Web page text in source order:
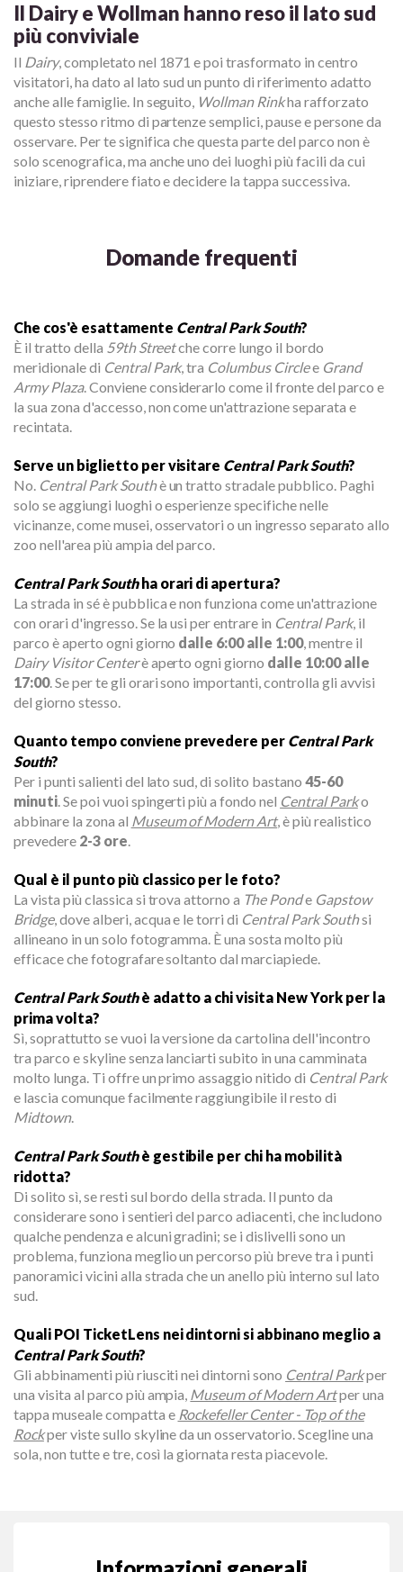
Il Dairy e Wollman hanno reso il lato sud
più conviviale
Il Dairy, completato nel 1871 e poi trasformato in centro
visitatori, ha dato al lato sud un punto di riferimento adatto
anche alle famiglie. In seguito, Wollman Rinkha rafforzato
questo stesso ritmo di partenze semplici, pause e persone da
osservare. Per te significa che questa parte del parco non è
solo scenografica, ma anche uno dei luoghi più facili da cui
iniziare, riprendere fiato e decidere la tappa successiva.
Domande frequenti
Che cos'è esattamente Central Park South?
È il tratto della 59th Streetche corre lungo il bordo
meridionale di Central Park, tra Columbus Circlee Grand
Army Plaza. Conviene considerarlo come il fronte del parco e
la sua zona d'accesso, non come un'attrazione separata e
recintata.
Serve un biglietto per visitare Central Park South?
No. Central Park Southè un tratto stradale pubblico. Paghi
solo se aggiungi luoghi o esperienze specifiche nelle
vicinanze, come musei, osservatori o un ingresso separato allo
zoo nell'area più ampia del parco.
Central Park Southha orari di apertura?
La strada in sé è pubblica e non funziona come un'attrazione
con orari d'ingresso. Se la usi per entrare in Central Park, il
parco è aperto ogni giorno dalle 6:00 alle 1:00, mentre il
Dairy Visitor Centerè aperto ogni giorno dalle 10:00 alle
17:00. Se per te gli orari sono importanti, controlla gli avvisi
del giorno stesso.
Quanto tempo conviene prevedere per Central Park
South?
Per i punti salienti del lato sud, di solito bastano 45-60
minuti. Se poi vuoi spingerti più a fondo nel Central Parko
abbinare la zona al Museum of Modern Art, è più realistico
prevedere 2-3 ore
Qual è il punto più classico per le foto?
La vista più classica si trova attorno a The Ponde Gapstow
Bridge, dove alberi, acqua e le torri di Central Park Southsi
allineano in un solo fotogramma. È una sosta molto più
efficace che fotografare soltanto dal marciapiede.
Central Park Southè adatto a chi visita New York per la
prima volta?
Sì, soprattutto se vuoi la versione da cartolina dell'incontro
tra parco e skyline senza lanciarti subito in una camminata
molto lunga. Ti offre un primo assaggio nitido di Central Park
e lascia comunque facilmente raggiungibile il resto di
Midtown.
Central Park Southè gestibile per chi ha mobilità
ridotta?
Di solito sì, se resti sul bordo della strada. Il punto da
considerare sono i sentieri del parco adiacenti, che includono
qualche pendenza e alcuni gradini; se i dislivelli sono un
problema, funziona meglio un percorso più breve tra i punti
panoramici vicini alla strada che un anello più interno sul lato
sud.
Quali POI TicketLens nei dintorni si abbinano meglio a
Central Park South?
Gli abbinamenti più riusciti nei dintorni sono Central Parkper
una visita al parco più ampia, Museum of Modern Artper una
tappa museale compatta e Rockefeller Center - Top of the
Rockper viste sullo skyline da un osservatorio. Scegline una
sola, non tutte e tre, così la giornata resta piacevole.